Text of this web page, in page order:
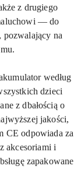
z drugiego
— do
, pozwalający na
według
dzieci
z dbałością o
jakości,
CE odpowiada za
akcesoriami i
zapakowane